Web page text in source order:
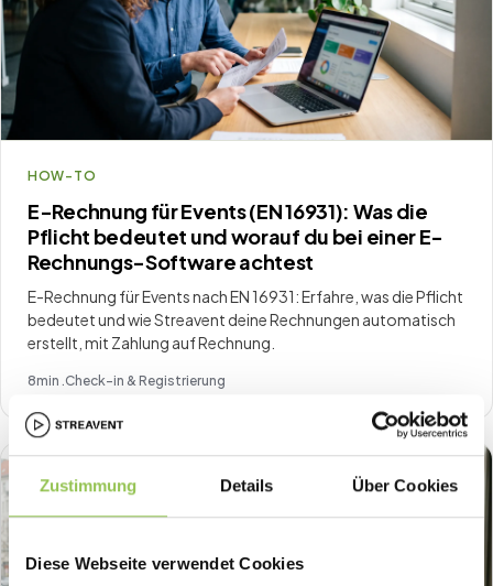
Zustimmung Details Über Cookies
Diese Webseite verwendet Cookies
HOW-TO
E-Rechnung für Events (EN 16931): Was die
Pflicht bedeutet und worauf du bei einer E-
Rechnungs-Software achtest
E-Rechnung für Events nach EN 16931: Erfahre, was die Pflicht
bedeutet und wie Streavent deine Rechnungen automatisch
erstellt, mit Zahlung auf Rechnung.
8min .Check-in & Registrierung